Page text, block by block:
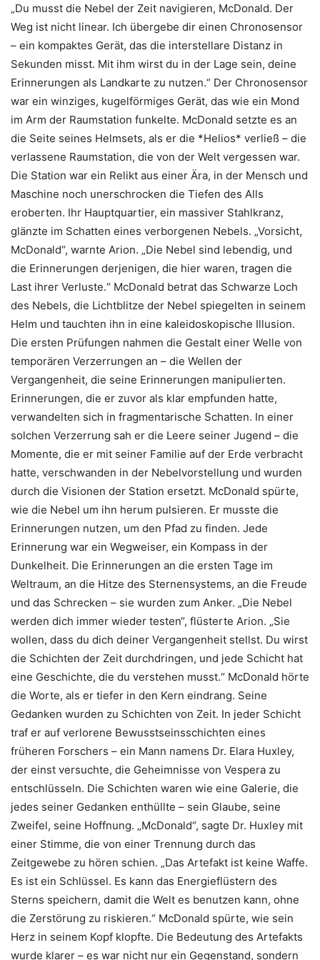
„Du musst die Nebel der Zeit navigieren, McDonald. Der
Weg ist nicht linear. Ich übergebe dir einen Chronosensor
– ein kompaktes Gerät, das die interstellare Distanz in
Sekunden misst. Mit ihm wirst du in der Lage sein, deine
Erinnerungen als Landkarte zu nutzen.“ Der Chronosensor
war ein winziges, kugelförmiges Gerät, das wie ein Mond
im Arm der Raumstation funkelte. McDonald setzte es an
die Seite seines Helmsets, als er die *Helios* verließ – die
verlassene Raumstation, die von der Welt vergessen war.
Die Station war ein Relikt aus einer Ära, in der Mensch und
Maschine noch unerschrocken die Tiefen des Alls
eroberten. Ihr Hauptquartier, ein massiver Stahlkranz,
glänzte im Schatten eines verborgenen Nebels. „Vorsicht,
McDonald“, warnte Arion. „Die Nebel sind lebendig, und
die Erinnerungen derjenigen, die hier waren, tragen die
Last ihrer Verluste.“ McDonald betrat das Schwarze Loch
des Nebels, die Lichtblitze der Nebel spiegelten in seinem
Helm und tauchten ihn in eine kaleidoskopische Illusion.
Die ersten Prüfungen nahmen die Gestalt einer Welle von
temporären Verzerrungen an – die Wellen der
Vergangenheit, die seine Erinnerungen manipulierten.
Erinnerungen, die er zuvor als klar empfunden hatte,
verwandelten sich in fragmentarische Schatten. In einer
solchen Verzerrung sah er die Leere seiner Jugend – die
Momente, die er mit seiner Familie auf der Erde verbracht
hatte, verschwanden in der Nebelvorstellung und wurden
durch die Visionen der Station ersetzt. McDonald spürte,
wie die Nebel um ihn herum pulsieren. Er musste die
Erinnerungen nutzen, um den Pfad zu finden. Jede
Erinnerung war ein Wegweiser, ein Kompass in der
Dunkelheit. Die Erinnerungen an die ersten Tage im
Weltraum, an die Hitze des Sternensystems, an die Freude
und das Schrecken – sie wurden zum Anker. „Die Nebel
werden dich immer wieder testen“, flüsterte Arion. „Sie
wollen, dass du dich deiner Vergangenheit stellst. Du wirst
die Schichten der Zeit durchdringen, und jede Schicht hat
eine Geschichte, die du verstehen musst.“ McDonald hörte
die Worte, als er tiefer in den Kern eindrang. Seine
Gedanken wurden zu Schichten von Zeit. In jeder Schicht
traf er auf verlorene Bewusstseinsschichten eines
früheren Forschers – ein Mann namens Dr. Elara Huxley,
der einst versuchte, die Geheimnisse von Vespera zu
entschlüsseln. Die Schichten waren wie eine Galerie, die
jedes seiner Gedanken enthüllte – sein Glaube, seine
Zweifel, seine Hoffnung. „McDonald“, sagte Dr. Huxley mit
einer Stimme, die von einer Trennung durch das
Zeitgewebe zu hören schien. „Das Artefakt ist keine Waffe.
Es ist ein Schlüssel. Es kann das Energieflüstern des
Sterns speichern, damit die Welt es benutzen kann, ohne
die Zerstörung zu riskieren.“ McDonald spürte, wie sein
Herz in seinem Kopf klopfte. Die Bedeutung des Artefakts
wurde klarer – es war nicht nur ein Gegenstand, sondern